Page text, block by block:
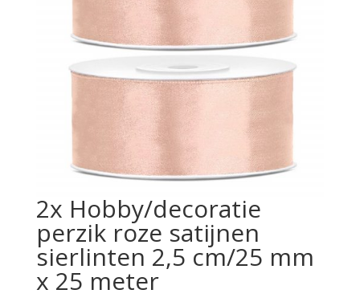
2x Hobby/decoratie
perzik roze satijnen
sierlinten 2,5 cm/25 mm
x 25 meter